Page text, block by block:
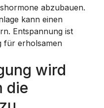
abzubauen.
kann einen
Entspannung ist
für erholsamen
wird
die